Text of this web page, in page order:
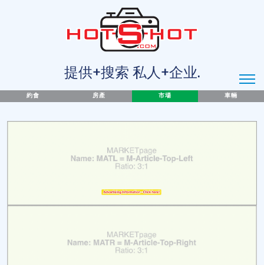
提供+搜索 私人+企业.
約會 房產 市場 車輛